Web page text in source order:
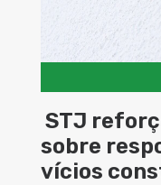
STJ
sobre
vícios